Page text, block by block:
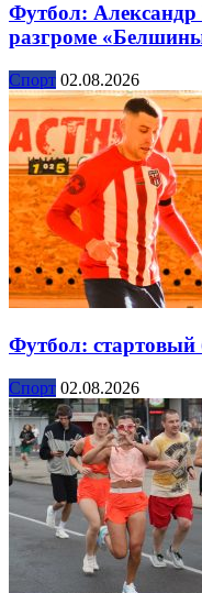
Футбол: Александр
разгроме
Спорт 02.08.2026
Футбол: стартовый
Спорт 02.08.2026